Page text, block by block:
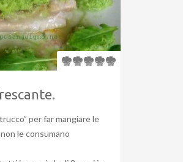
per far mangiare le
le consumano